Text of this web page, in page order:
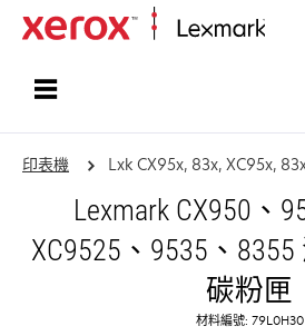
印表機 Lxk CX95x, 83x, XC95x,
Lexmark CX950、
XC9525、9535、
碳粉匣
材料編號: 79L0H30